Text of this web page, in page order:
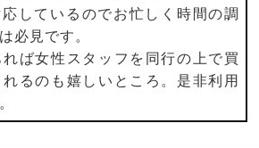
しているのでお忙しく時間の調
必見です。
ば女性スタッフを同行の上で買
るのも嬉しいところ。是非利用